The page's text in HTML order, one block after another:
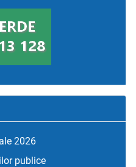
2026
publice